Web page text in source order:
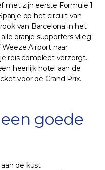
met zijn eerste Formule 1
op het circuit van
van Barcelona in het
oranje supporters vlieg
Airport naar
reis compleet verzorgt.
heerlijk hotel aan de
voor de Grand Prix.
goede
de kust